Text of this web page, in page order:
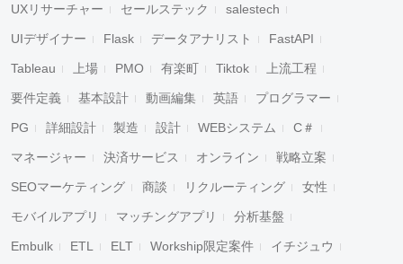
UXリサーチャー セールステック salestech
UIデザイナー Flask データアナリスト FastAPI
Tableau 上場 PMO 有楽町 Tiktok 上流工程
要件定義 基本設計 動画編集 英語 プログラマー
PG 詳細設計 製造 設計 WEBシステム C＃
マネージャー 決済サービス オンライン 戦略立案
SEOマーケティング 商談 リクルーティング 女性
モバイルアプリ マッチングアプリ 分析基盤
Embulk ETL ELT Workship限定案件 イチジュウ